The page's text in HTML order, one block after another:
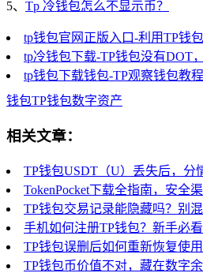
5、 Tp 冷钱包怎么不显示币？
tp钱包官网正版入口-利用TP钱
tp冷钱包下载-TP钱包没有DOT
tp钱包下载钱包-TP观察钱包教
钱包TP钱包数字资产
相关文章：
TP钱包USDT（U）丢失后，分
TokenPocket下载全指南，安全
TP钱包交易记录能隐藏吗？别
手机如何注册TP钱包？新手必
TP钱包误删后如何重新恢复使
TP钱包币价值不对，藏在数字